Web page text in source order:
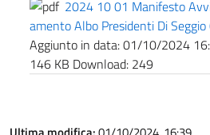
2024 10 01 Manifesto
amento Albo Presidenti Di
Aggiunto in data:01/10/2024
146 KB Download: 249